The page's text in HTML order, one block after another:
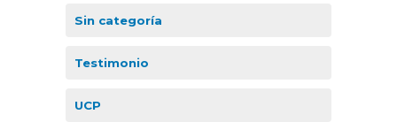
Sin categoría
Testimonio
UCP